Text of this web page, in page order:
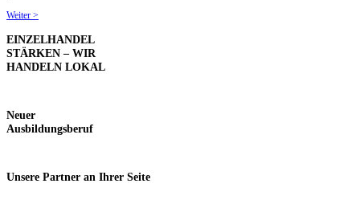
Weiter >
EINZELHANDEL
STÄRKEN – WIR
HANDELN LOKAL
Neuer
Ausbildungsberuf
Unsere Partner an Ihrer Seite